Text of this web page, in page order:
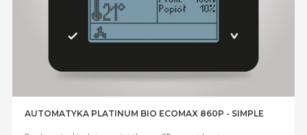
AUTOMATYKA PLATINUM BIO ECOMAX 860P - SIMPLE